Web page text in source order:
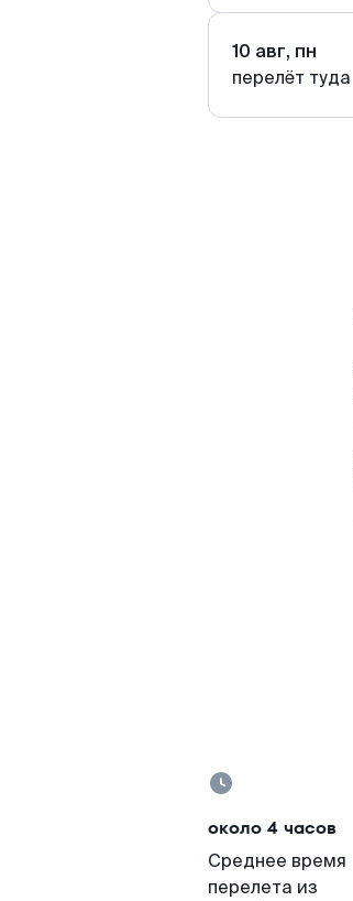
10 авг, пн
перелёт туда
около 4 часов
Среднее время
перелета из